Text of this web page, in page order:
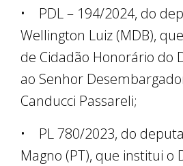
• PDL – 194/2024, do
Wellington Luiz (MDB),
de Cidadão Honorário do
ao Senhor
Canducci Passareli;
• PL 780/2023, do
Magno (PT), que institui o